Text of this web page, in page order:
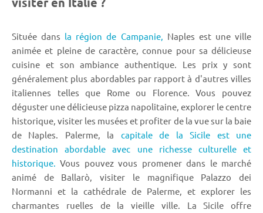
Située dans la région de Campanie, Naples est une ville
animée et pleine de caractère, connue pour sa délicieuse
cuisine et son ambiance authentique. Les prix y sont
généralement plus abordables par rapport à d'autres villes
italiennes telles que Rome ou Florence. Vous pouvez
déguster une délicieuse pizza napolitaine, explorer le centre
historique, visiter les musées et profiter de la vue sur la baie
de Naples. Palerme, la capitale de la Sicile est une
destination abordable avec une richesse culturelle et
historique. Vous pouvez vous promener dans le marché
animé de Ballarò, visiter le magnifique Palazzo dei
Normanni et la cathédrale de Palerme, et explorer les
charmantes ruelles de la vieille ville. La Sicile offre